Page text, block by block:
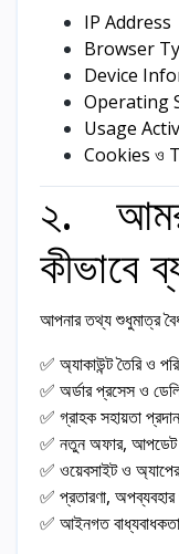
IP Address
Browser
Device
Operating
Usage
Cookies ও
২.
কীভাবে
আপনার তথ্য শুধুমাত্র
✅ অ্যাকাউন্ট তৈরি ও
✅ অর্ডার প্রসেস ও
✅ গ্রাহক সহায়তা
✅ নতুন অফার, আপডেট
✅ ওয়েবসাইট ও
✅ প্রতারণা,
✅ আইনগত